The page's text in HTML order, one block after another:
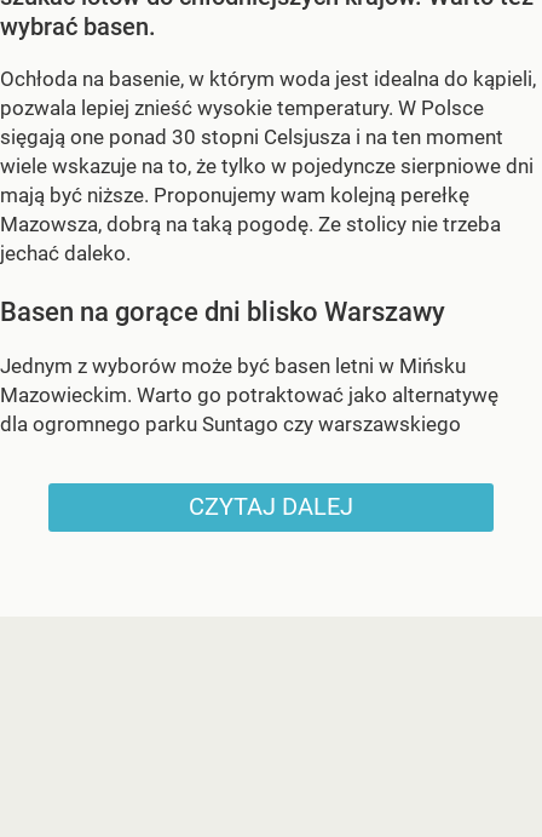
wybrać basen.
Ochłoda na basenie, w którym woda jest idealna do kąpieli,
pozwala lepiej znieść wysokie temperatury. W Polsce
sięgają one ponad 30 stopni Celsjusza i na ten moment
wiele wskazuje na to, że tylko w pojedyncze sierpniowe dni
mają być niższe. Proponujemy wam kolejną perełkę
Mazowsza, dobrą na taką pogodę. Ze stolicy nie trzeba
jechać daleko.
Basen na gorące dni blisko Warszawy
Jednym z wyborów może być basen letni w Mińsku
Mazowieckim. Warto go potraktować jako alternatywę
dla ogromnego parku Suntago czy warszawskiego
CZYTAJ DALEJ